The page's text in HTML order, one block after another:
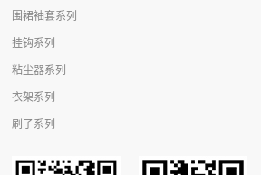
围裙袖套系列
挂钩系列
粘尘器系列
衣架系列
刷子系列